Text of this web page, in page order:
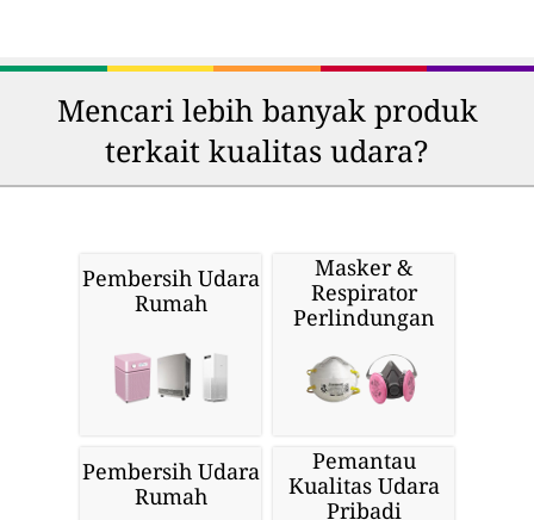
Mencari lebih banyak produk
terkait kualitas udara?
Pembersih Udara
Rumah
Masker &
Respirator
Perlindungan
Pembersih Udara
Rumah
Pemantau
Kualitas Udara
Pribadi